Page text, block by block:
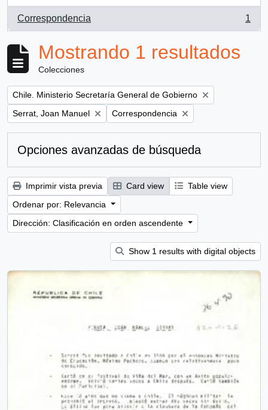
Correspondencia
, 1 resultados
1
Mostrando 1 resultados
Colecciones
Remove filter:
Chile. Ministerio Secretaría General de Gobierno
Remove filter:
Serrat, Joan Manuel Remove filter:
Correspondencia
Opciones avanzadas de búsqueda
Imprimir vista previa Card view
Table view
Ordenar por: Relevancia
Dirección: Clasificación en orden ascendente
Show 1 results with digital objects